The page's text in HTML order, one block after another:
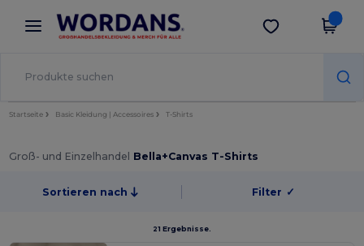
× Wordans App
Bessere Preise in der App!
App holen
Startseite Basic Kleidung | Accessoires T-Shirts
Groß- und Einzelhandel Bella+Canvas T-Shirts
Sortieren nach Filter ✓
21 Ergebnisse.